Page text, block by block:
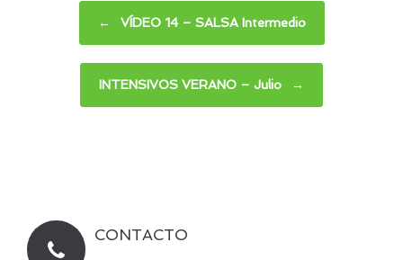
← VÍDEO 14 – SALSA Intermedio
INTENSIVOS VERANO – Julio →
CONTACTO